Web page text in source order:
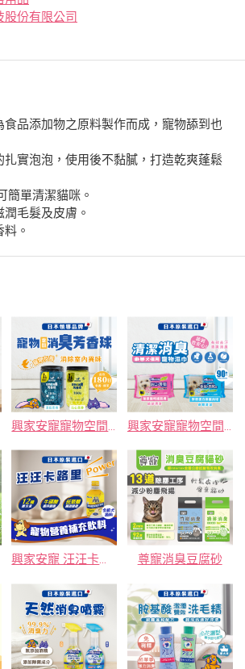
股份有限公司
食品添加物之原料製作而成，寵物舔到也
扎實泡泡，使用後不黏膩，打造乾爽蓬鬆
簡單清潔貓咪。
潤毛髮及皮膚。
。
興家安寵寵物空間消臭芳香球-沁心茶香 興家安寵寵物空間消臭芳香球-湛藍柔香
興家安寵 汪汪卡路里寵物營養補充飲料 尊寵消臭豆腐砂